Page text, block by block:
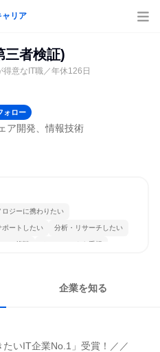
ャリア
三者検証)
得意なIT職／年休126日
ォロー
ア開発、情報技術
ロジーに携わりたい
ポートしたい 分析・リサーチしたい
のに挑戦 チームワークを重視
企業を知る
いIT企業No.1」受賞！／／